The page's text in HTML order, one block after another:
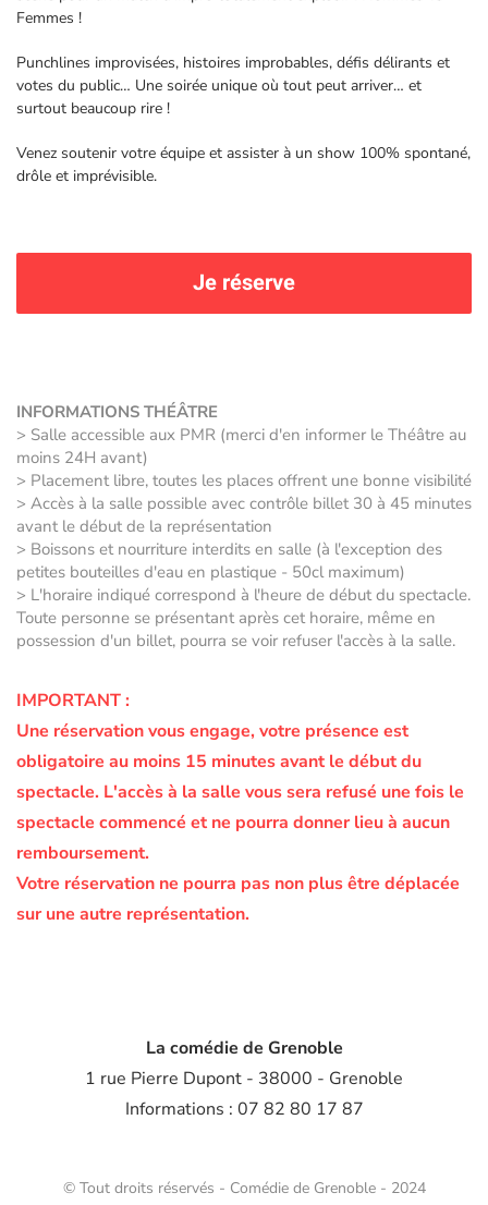
Femmes !
Punchlines improvisées, histoires improbables, défis délirants et
votes du public… Une soirée unique où tout peut arriver… et
surtout beaucoup rire !
Venez soutenir votre équipe et assister à un show 100% spontané,
drôle et imprévisible.
Je réserve
INFORMATIONS THÉÂTRE
> Salle accessible aux PMR (merci d'en informer le Théâtre au
moins 24H avant)
> Placement libre, toutes les places offrent une bonne visibilité
> Accès à la salle possible avec contrôle billet 30 à 45 minutes
avant le début de la représentation
> Boissons et nourriture interdits en salle (à l'exception des
petites bouteilles d'eau en plastique - 50cl maximum)
> L'horaire indiqué correspond à l'heure de début du spectacle.
Toute personne se présentant après cet horaire, même en
possession d'un billet, pourra se voir refuser l'accès à la salle.
IMPORTANT :
Une réservation vous engage, votre présence est
obligatoire au moins 15 minutes avant le début du
spectacle. L'accès à la salle vous sera refusé une fois le
spectacle commencé et ne pourra donner lieu à aucun
remboursement.
Votre réservation ne pourra pas non plus être déplacée
sur une autre représentation.
La comédie de Grenoble
1 rue Pierre Dupont - 38000 - Grenoble
Informations : 07 82 80 17 87
© Tout droits réservés - Comédie de Grenoble - 2024